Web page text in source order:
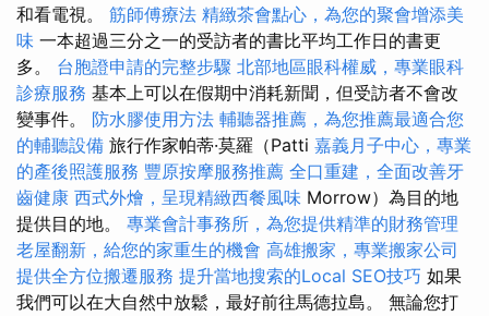
和看電視。 筋師傅療法 精緻茶會點心，為您的聚會增添美
味 一本超過三分之一的受訪者的書比平均工作日的書更
多。 台胞證申請的完整步驟 北部地區眼科權威，專業眼科
診療服務 基本上可以在假期中消耗新聞，但受訪者不會改
變事件。 防水膠使用方法 輔聽器推薦，為您推薦最適合您
的輔聽設備 旅行作家帕蒂·莫羅（Patti 嘉義月子中心，專業
的產後照護服務 豐原按摩服務推薦 全口重建，全面改善牙
齒健康 西式外燴，呈現精緻西餐風味 Morrow）為目的地
提供目的地。 專業會計事務所，為您提供精準的財務管理
老屋翻新，給您的家重生的機會 高雄搬家，專業搬家公司
提供全方位搬遷服務 提升當地搜索的Local SEO技巧 如果
我們可以在大自然中放鬆，最好前往馬德拉島。 無論您打